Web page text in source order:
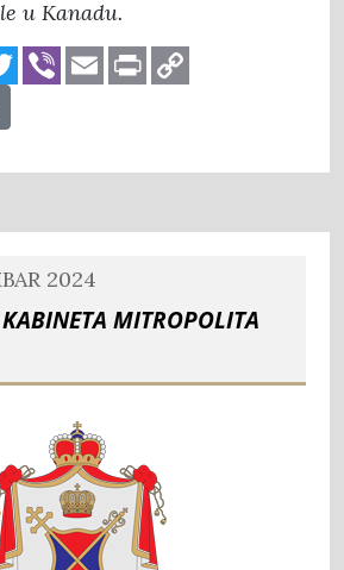
u Kanadu.
Twitter
ViberEmailPrint
2024
Kabineta mitropolita